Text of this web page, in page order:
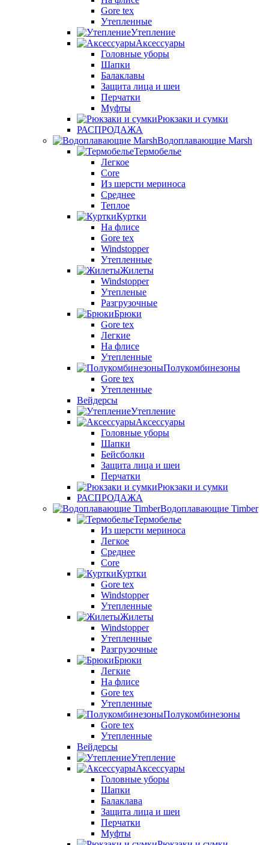
Gore tex
Утепленные
Утепление
Аксессуары
Головные уборы
Шапки
Балаклавы
Защита лица и шеи
Перчатки
Муфты
Рюкзаки и сумки
РАСПРОДАЖА
Водоплавающие Marsh
Термобелье
Легкое
Core
Из шерсти мериноса
Среднее
Теплое
Куртки
На флисе
Gore tex
Windstopper
Утепленные
Жилеты
Windstopper
Утепленые
Разгрузочные
Брюки
Gore tex
Легкие
На флисе
Утепленные
Полукомбинезоны
Gore tex
Утепленные
Вейдерсы
Утепление
Аксессуары
Головные уборы
Шапки
Бейсболки
Защита лица и шеи
Перчатки
Рюкзаки и сумки
РАСПРОДАЖА
Водоплавающие Timber
Термобелье
Из шерсти мериноса
Легкое
Среднее
Core
Куртки
Gore tex
Windstopper
Утепленные
Жилеты
Windstopper
Утепленные
Разгрузочные
Брюки
Легкие
На флисе
Gore tex
Утепленные
Полукомбинезоны
Gore tex
Утепленные
Вейдерсы
Утепление
Аксессуары
Головные уборы
Шапки
Балаклава
Защита лица и шеи
Перчатки
Муфты